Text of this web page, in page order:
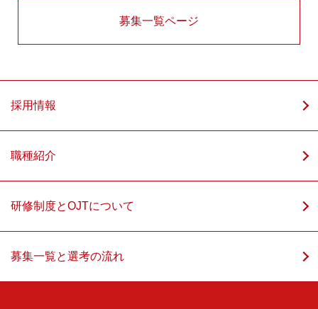
募集一覧ページ
採用情報
職種紹介
研修制度とOJTについて
募集一覧と選考の流れ